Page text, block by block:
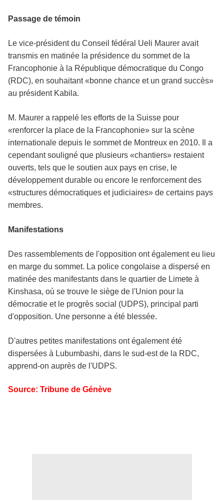
Passage de témoin
Le vice-président du Conseil fédéral Ueli Maurer avait
transmis en matinée la présidence du sommet de la
Francophonie à la République démocratique du Congo
(RDC), en souhaitant «bonne chance et un grand succès»
au président Kabila.
M. Maurer a rappelé les efforts de la Suisse pour
«renforcer la place de la Francophonie» sur la scène
internationale depuis le sommet de Montreux en 2010. Il a
cependant souligné que plusieurs «chantiers» restaient
ouverts, tels que le soutien aux pays en crise, le
développement durable ou encore le renforcement des
«structures démocratiques et judiciaires» de certains pays
membres.
Manifestations
Des rassemblements de l'opposition ont également eu lieu
en marge du sommet. La police congolaise a dispersé en
matinée des manifestants dans le quartier de Limete à
Kinshasa, où se trouve le siège de l'Union pour la
démocratie et le progrès social (UDPS), principal parti
d'opposition. Une personne a été blessée.
D'autres petites manifestations ont également été
dispersées à Lubumbashi, dans le sud-est de la RDC,
apprend-on auprès de l'UDPS.
Source: Tribune de Génève